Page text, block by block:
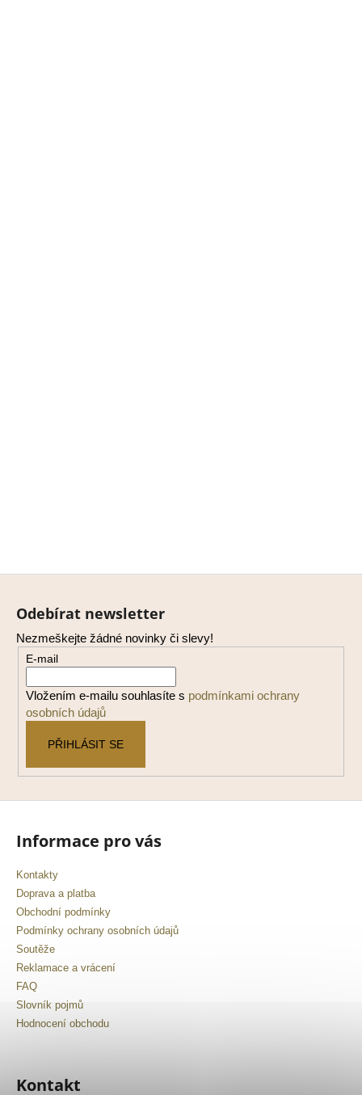
Z
Odebírat newsletter
Nezmeškejte žádné novinky či slevy!
E-mail
Vložením e-mailu souhlasíte s podmínkami ochrany
osobních údajů
PŘIHLÁSIT SE
Informace pro vás
Kontakty
Doprava a platba
Obchodní podmínky
Podmínky ochrany osobních údajů
Soutěže
Reklamace a vrácení
FAQ
Slovník pojmů
Hodnocení obchodu
Kontakt